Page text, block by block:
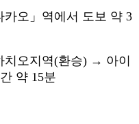
오」역에서 도보 약 3
오지역(환승) → 아이
약 15분